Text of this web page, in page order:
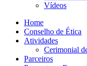
Vídeos
Home
Conselho de Ética
Atividades
Cerimonial
Parceiros